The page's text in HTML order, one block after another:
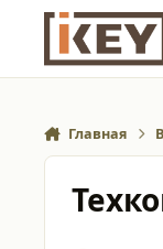
Перейти к
Главная